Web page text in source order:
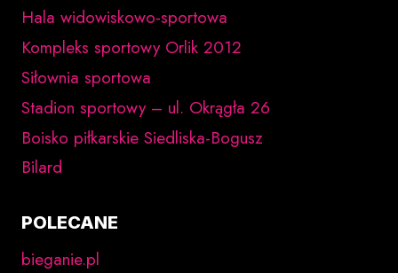
Hala widowiskowo-sportowa
Kompleks sportowy Orlik 2012
Siłownia sportowa
Stadion sportowy – ul. Okrągła 26
Boisko piłkarskie Siedliska-Bogusz
Bilard
POLECANE
bieganie.pl